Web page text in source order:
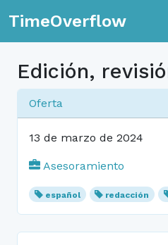
TimeOverflow
Edición,
Oferta
13 de marzo de 2024
Asesoramiento
español redacción